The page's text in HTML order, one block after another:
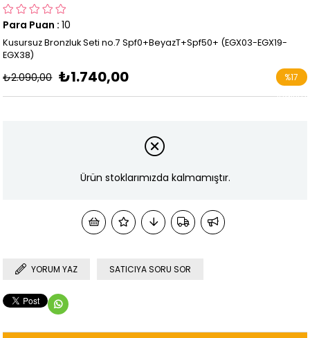
Para Puan : 10
Kusursuz Bronzluk Seti no.7 Spf0+BeyazT+Spf50+ (EGX03-EGX19-
EGX38)
₺2.090,00 ₺1.740,00 %17
İndirim
Ürün stoklarımızda kalmamıştır.
YORUM YAZ SATICIYA SORU SOR